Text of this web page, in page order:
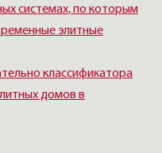
системах, по которым
элитные
классификатора
домов в